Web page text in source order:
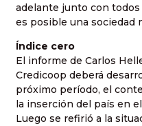
adelante junto con
es posible una sociedad
Índice cero
El informe de Carlos
Credicoop deberá
próximo período, el
la inserción del país en
Luego se refirió a la